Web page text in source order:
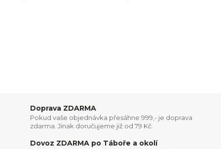
Doprava ZDARMA
Pokud vaše objednávka přesáhne 999,- je doprava
zdarma. Jinak doručujeme již od 79 Kč.
Dovoz ZDARMA po Táboře a okolí